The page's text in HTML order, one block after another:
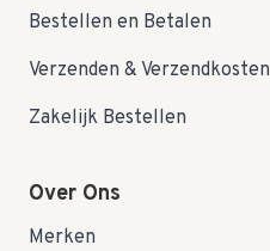
Bestellen en Betalen
Verzenden & Verzendkosten
Zakelijk Bestellen
Over Ons
Merken